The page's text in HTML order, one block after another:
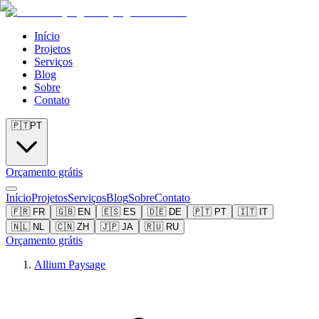
Início
Projetos
Serviços
Blog
Sobre
Contato
🇵🇹PT
Orçamento grátis
InícioProjetosServiçosBlogSobreContato
🇫🇷 FR 🇬🇧 EN 🇪🇸 ES 🇩🇪 DE 🇵🇹 PT 🇮🇹 IT
🇳🇱 NL 🇨🇳 ZH 🇯🇵 JA 🇷🇺 RU
Orçamento grátis
Allium Paysage